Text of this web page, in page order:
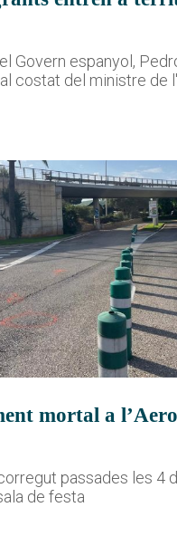
Govern espanyol,
costat del ministre de
mortal a
passades les 4
de festa